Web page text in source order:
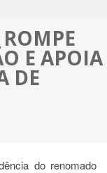
E APOIA
DE
do renomado